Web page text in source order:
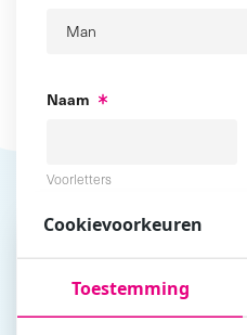
Naam
Voorletters
Cookievoorkeuren
Toestemming